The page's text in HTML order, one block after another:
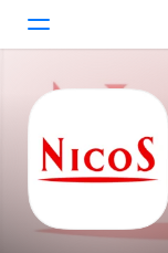
ゲーム